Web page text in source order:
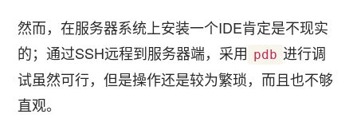
然而，在服务器系统上安装一个IDE肯定是不现实
的；通过SSH远程到服务器端，采用 pdb 进行调
试虽然可行，但是操作还是较为繁琐，而且也不够
直观。